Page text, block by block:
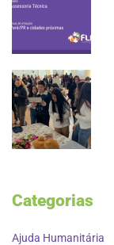
Categorias
Ajuda Humanitária